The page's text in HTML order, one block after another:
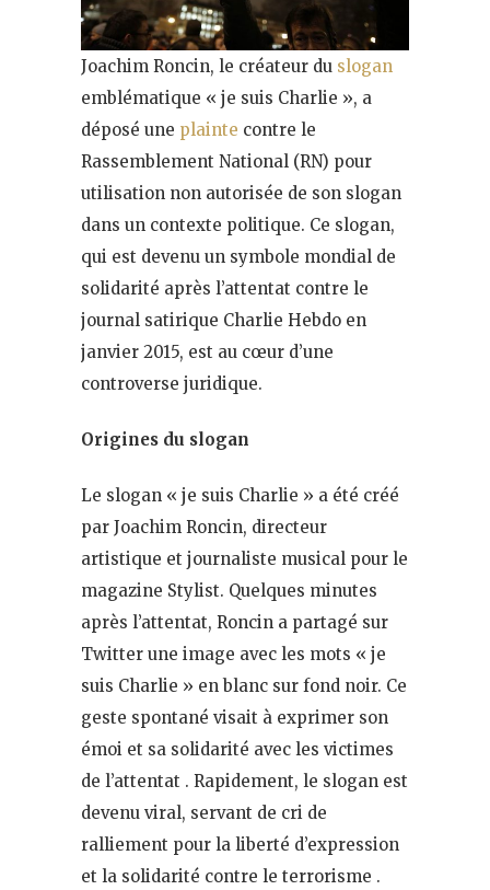
Joachim Roncin, le créateur du slogan
emblématique « je suis Charlie », a
déposé une plainte contre le
Rassemblement National (RN) pour
utilisation non autorisée de son slogan
dans un contexte politique. Ce slogan,
qui est devenu un symbole mondial de
solidarité après l’attentat contre le
journal satirique Charlie Hebdo en
janvier 2015, est au cœur d’une
controverse juridique.
Origines du slogan
Le slogan « je suis Charlie » a été créé
par Joachim Roncin, directeur
artistique et journaliste musical pour le
magazine Stylist. Quelques minutes
après l’attentat, Roncin a partagé sur
Twitter une image avec les mots « je
suis Charlie » en blanc sur fond noir. Ce
geste spontané visait à exprimer son
émoi et sa solidarité avec les victimes
de l’attentat . Rapidement, le slogan est
devenu viral, servant de cri de
ralliement pour la liberté d’expression
et la solidarité contre le terrorisme .